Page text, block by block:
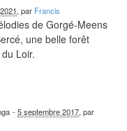
, par Francis
de Gorgé-Meens
une belle forêt
Loir.
-5 septembre 2017, par